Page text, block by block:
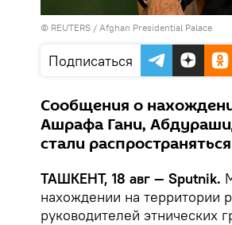
© REUTERS / Afghan Presidential Palace
Подписаться
Сообщения о
Ашрафа Гани,
стали
ТАШКЕНТ, 18 авг — Sputnik.
нахождении на территории
руководителей этнических